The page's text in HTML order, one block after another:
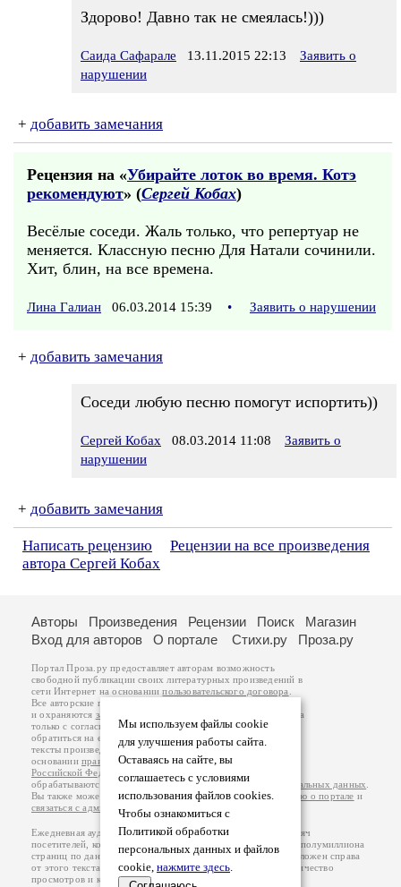
Здорово! Давно так не смеялась!)))
Саида Сафарале 13.11.2015 22:13
Заявить о
нарушении
+ добавить замечания
Рецензия на «Убирайте лоток во время. Котэ
рекомендуют» (Сергей Кобах)
Весёлые соседи. Жаль только, что репертуар не
меняется. Классную песню Для Натали сочинили.
Хит, блин, на все времена.
Лина Галиан 06.03.2014 15:39 • Заявить о нарушении
+ добавить замечания
Соседи любую песню помогут испортить))
Сергей Кобах 08.03.2014 11:08
Заявить о
нарушении
+ добавить замечания
Написать рецензию
Рецензии на все произведения
автора Сергей Кобах
Мы используем файлы cookie
для улучшения работы сайта.
Оставаясь на сайте, вы
соглашаетесь с условиями
использования файлов cookies.
Чтобы ознакомиться с
Политикой обработки
персональных данных и файлов
cookie, нажмите здесь.
Авторы Произведения Рецензии Поиск
Магазин
Вход для авторов
О портале Стихи.ру Проза.ру
Портал Проза.ру предоставляет авторам возможность
свободной публикации своих литературных произведений в
сети Интернет на основаниипользовательского договора
Все авторские права на произведения принадлежат авторам
и охраняются законом
. Перепечатка произведений возможна
только с согласия его автора, к которому вы можете
обратиться на его авторской странице. Ответственность за
тексты произведений авторы несут самостоятельно на
основанииправил публикацииизаконодательства
Российской Федерации
обрабатываются на основанииПолитики обработки персональных данных
Вы также можете посмотреть более подробнуюинформацию о портале и
связаться с администрацией
Ежедневная аудитория портала Проза.ру – порядка 100 тысяч
посетителей, которые в общей сумме просматривают более полумиллиона
страниц по данным счетчика посещаемости, который расположен справа
от этого текста. В каждой графе указано по две цифры: количество
просмотров и количество посетителей.